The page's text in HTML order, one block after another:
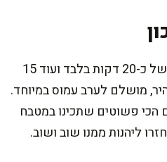
המתכון הזה דורש זמן הכנה של כ-20 דקות בלבד ועוד 15
מושלם לערב עמוס במיוחד.
הכי פשוטים שתכינו במטבח
ליהנות ממנו שוב ושוב.